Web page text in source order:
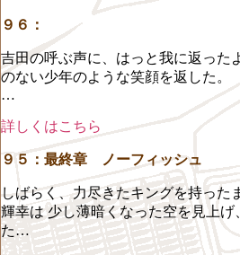
９６：
吉田の呼ぶ声に、はっと我に返った
のない少年のような笑顔を返した。
…
詳しくはこちら
９５：最終章 ノーフィッシュ
しばらく、力尽きたキングを持った
輝幸は 少し薄暗くなった空を見上げ
た…